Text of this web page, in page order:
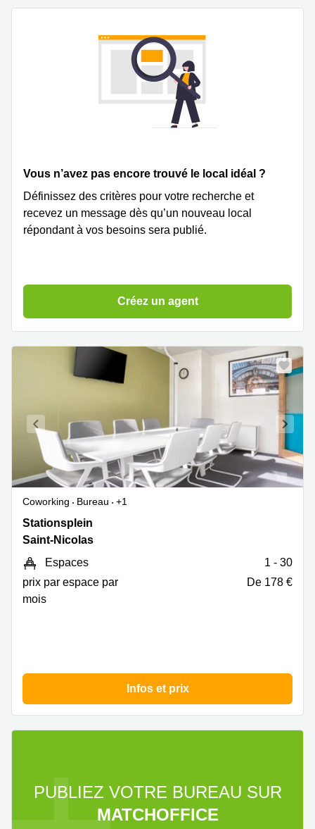
Vous n’avez pas encore trouvé le local idéal ?
Définissez des critères pour votre recherche et
recevez un message dès qu’un nouveau local
répondant à vos besoins sera publié.
Créez un agent
Coworking Bureau
+1
Stationsplein
7E,
Nicolas
Stationsplein
Saint-Nicolas
Espaces
1 - 30
prix par espace par
mois
De 178 €
Infos et prix
PUBLIEZ VOTRE BUREAU SUR
MATCHOFFICE